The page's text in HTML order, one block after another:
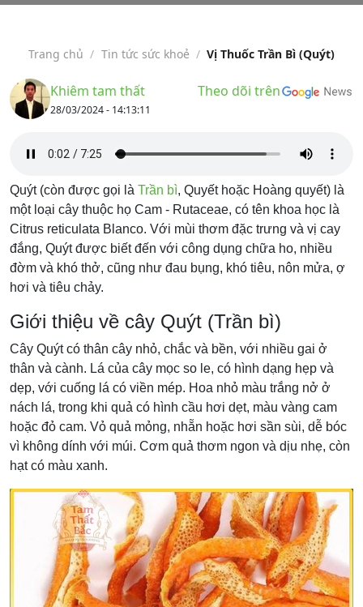
Trang chủ / Tin tức sức khoẻ / Vị Thuốc Trần Bì (Quýt)
Khiêm tam thất
28/03/2024 - 14:13:11
Theo dõi trên
Quýt (còn được gọi là Trần bì, Quyết hoặc Hoàng quyết) là
một loại cây thuộc họ Cam - Rutaceae, có tên khoa học là
Citrus reticulata Blanco. Với mùi thơm đặc trưng và vị cay
đắng, Quýt được biết đến với công dụng chữa ho, nhiều
đờm và khó thở, cũng như đau bụng, khó tiêu, nôn mửa, ợ
hơi và tiêu chảy.
Giới thiệu về cây Quýt (Trần bì)
Cây Quýt có thân cây nhỏ, chắc và bền, với nhiều gai ở
thân và cành. Lá của cây mọc so le, có hình dạng hẹp và
dẹp, với cuống lá có viền mép. Hoa nhỏ màu trắng nở ở
nách lá, trong khi quả có hình cầu hơi dẹt, màu vàng cam
hoặc đỏ cam. Vỏ quả mỏng, nhẵn hoặc hơi sần sùi, dễ bóc
vì không dính với múi. Cơm quả thơm ngon và dịu nhẹ, còn
hạt có màu xanh.